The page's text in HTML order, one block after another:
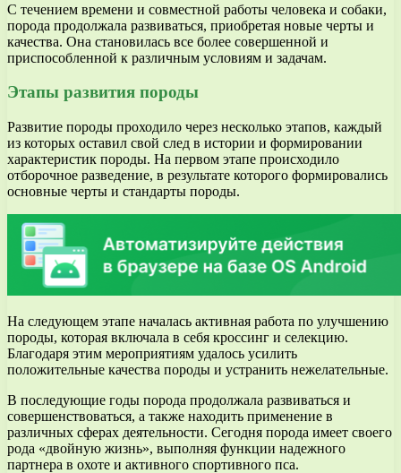
С течением времени и совместной работы человека и собаки,
порода продолжала развиваться, приобретая новые черты и
качества. Она становилась все более совершенной и
приспособленной к различным условиям и задачам.
Этапы развития породы
Развитие породы проходило через несколько этапов, каждый
из которых оставил свой след в истории и формировании
характеристик породы. На первом этапе происходило
отборочное разведение, в результате которого формировались
основные черты и стандарты породы.
На следующем этапе началась активная работа по улучшению
породы, которая включала в себя кроссинг и селекцию.
Благодаря этим мероприятиям удалось усилить
положительные качества породы и устранить нежелательные.
В последующие годы порода продолжала развиваться и
совершенствоваться, а также находить применение в
различных сферах деятельности. Сегодня порода имеет своего
рода «двойную жизнь», выполняя функции надежного
партнера в охоте и активного спортивного пса.